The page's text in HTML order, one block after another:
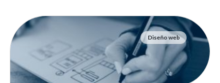
Diseño web
Necesarias
Estas cookies no son
necesarias para que
correctamente.